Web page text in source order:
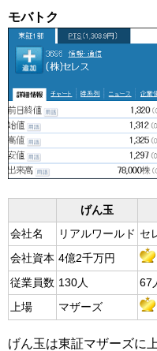
モバトク
げん玉
会社名
リアルワールド セ
会社資本 4億2千万円
従業員数 130人 67
上場 マザーズ
げん玉は東証マザーズに